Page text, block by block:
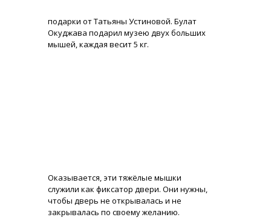
подарки от Татьяны Устиновой. Булат
Окуджава подарил музею двух больших
мышей, каждая весит 5 кг.
Оказывается, эти тяжёлые мышки
служили как фиксатор двери. Они нужны,
чтобы дверь не открывалась и не
закрывалась по своему желанию.